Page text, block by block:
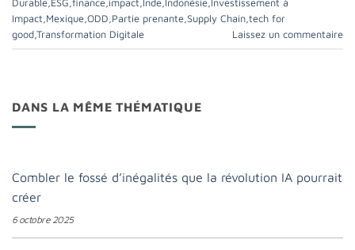
Durable ESG finance impact Inde Indonésie Investissement à
Impact Mexique ODD Partie prenante Supply Chain tech for
good Transformation Digitale Laissez un commentaire
DANS LA MÊME THÉMATIQUE
Combler le fossé d’inégalités que la révolution IA pourrait
créer
6 octobre 2025